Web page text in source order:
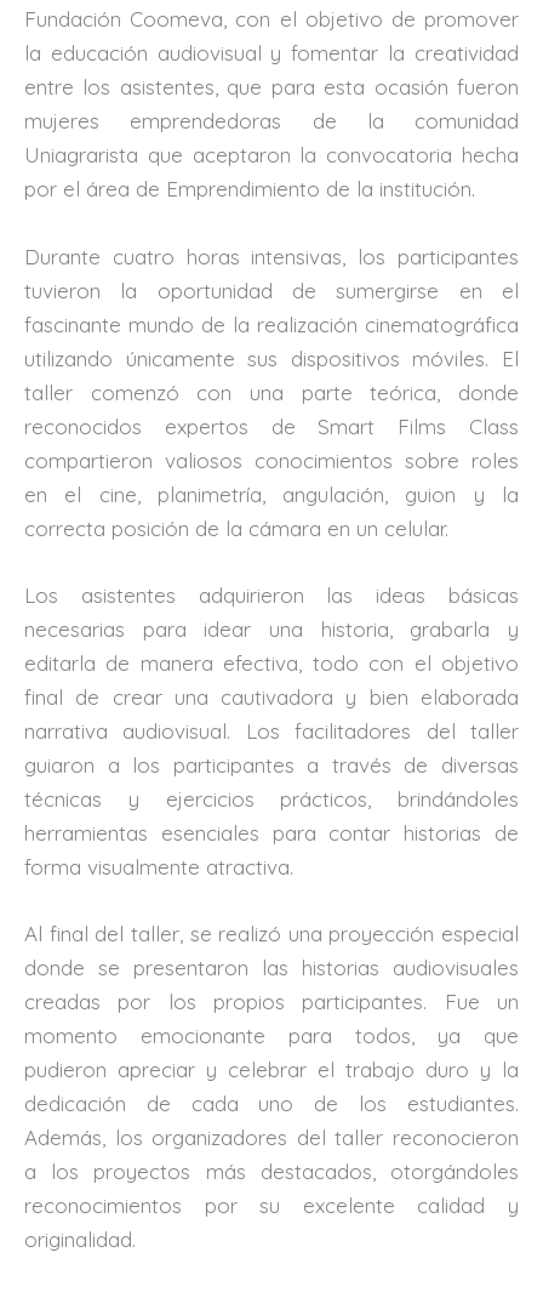
Fundación Coomeva, con el objetivo de promover
la educación audiovisual y fomentar la creatividad
entre los asistentes, que para esta ocasión fueron
mujeres emprendedoras de la comunidad
Uniagrarista que aceptaron la convocatoria hecha
por el área de Emprendimiento de la institución.
Durante cuatro horas intensivas, los participantes
tuvieron la oportunidad de sumergirse en el
fascinante mundo de la realización cinematográfica
utilizando únicamente sus dispositivos móviles. El
taller comenzó con una parte teórica, donde
reconocidos expertos de Smart Films Class
compartieron valiosos conocimientos sobre roles
en el cine, planimetría, angulación, guion y la
correcta posición de la cámara en un celular.
Los asistentes adquirieron las ideas básicas
necesarias para idear una historia, grabarla y
editarla de manera efectiva, todo con el objetivo
final de crear una cautivadora y bien elaborada
narrativa audiovisual. Los facilitadores del taller
guiaron a los participantes a través de diversas
técnicas y ejercicios prácticos, brindándoles
herramientas esenciales para contar historias de
forma visualmente atractiva.
Al final del taller, se realizó una proyección especial
donde se presentaron las historias audiovisuales
creadas por los propios participantes. Fue un
momento emocionante para todos, ya que
pudieron apreciar y celebrar el trabajo duro y la
dedicación de cada uno de los estudiantes.
Además, los organizadores del taller reconocieron
a los proyectos más destacados, otorgándoles
reconocimientos por su excelente calidad y
originalidad.